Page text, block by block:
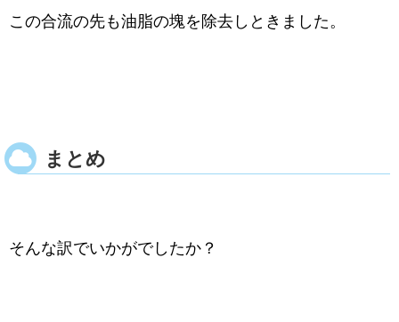
この合流の先も油脂の塊を除去しときました。
まとめ
そんな訳でいかがでしたか？